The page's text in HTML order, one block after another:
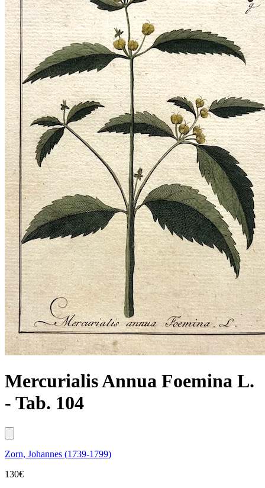
Mercurialis Annua Foemina L.
- Tab. 104
Zorn, Johannes (1739-1799)
130€